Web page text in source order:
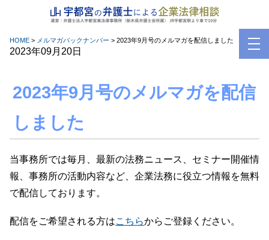
content
HOME > メルマガバックナンバー > 2023年9月号のメルマガを配信しました
2023年09月20日
2023年9月号のメルマガを配信
しました
当事務所では毎月、最新の法務ニュース、セミナー開催情
報、事務所の活動内容など、企業法務に役立つ情報を無料
で配信しております。
配信をご希望される方はこちらからご登録ください。